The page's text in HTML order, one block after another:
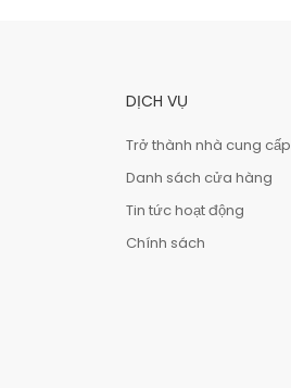
DỊCH VỤ
Trở thành nhà cung cấp
Danh sách cửa hàng
Tin tức hoạt động
Chính sách